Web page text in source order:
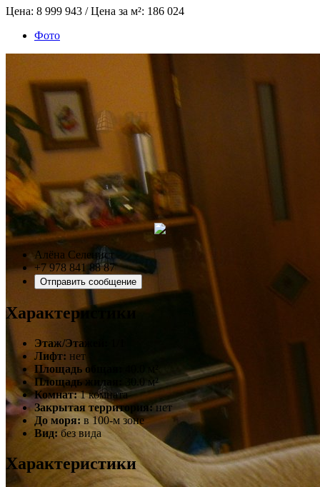
Цена: 8 999 943 / Цена за м²: 186 024
Фото
Алёна Селенист
+7 978 841 88 87
Отправить сообщение
Характеристики
Этаж/Этажей:
Лифт: нет
Площадь общая:
Площадь жилая:
30.0 м²
Комнат: 1 комната
Закрытая территория: нет
До моря: в 100-м зоне
Вид: без вида
Характеристики